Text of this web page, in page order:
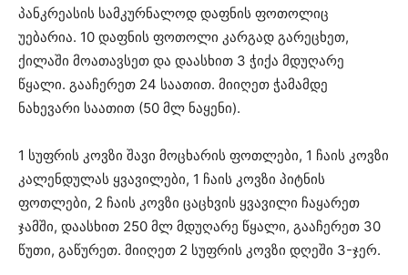
პანკრეასის სამკურნალოდ დაფნის ფოთოლიც
უებარია. 10 დაფნის ფოთოლი კარგად გარეცხეთ,
ქილაში მოათავსეთ და დაასხით 3 ჭიქა მდუღარე
წყალი. გააჩერეთ 24 საათით. მიიღეთ ჭამამდე
ნახევარი საათით (50 მლ ნაყენი).
1 სუფრის კოვზი შავი მოცხარის ფოთლები, 1 ჩაის კოვზი
კალენდულას ყვავილები, 1 ჩაის კოვზი პიტნის
ფოთლები, 2 ჩაის კოვზი ცაცხვის ყვავილი ჩაყარეთ
ჯამში, დაასხით 250 მლ მდუღარე წყალი, გააჩერეთ 30
წუთი, გაწურეთ. მიიღეთ 2 სუფრის კოვზი დღეში 3-ჯერ.